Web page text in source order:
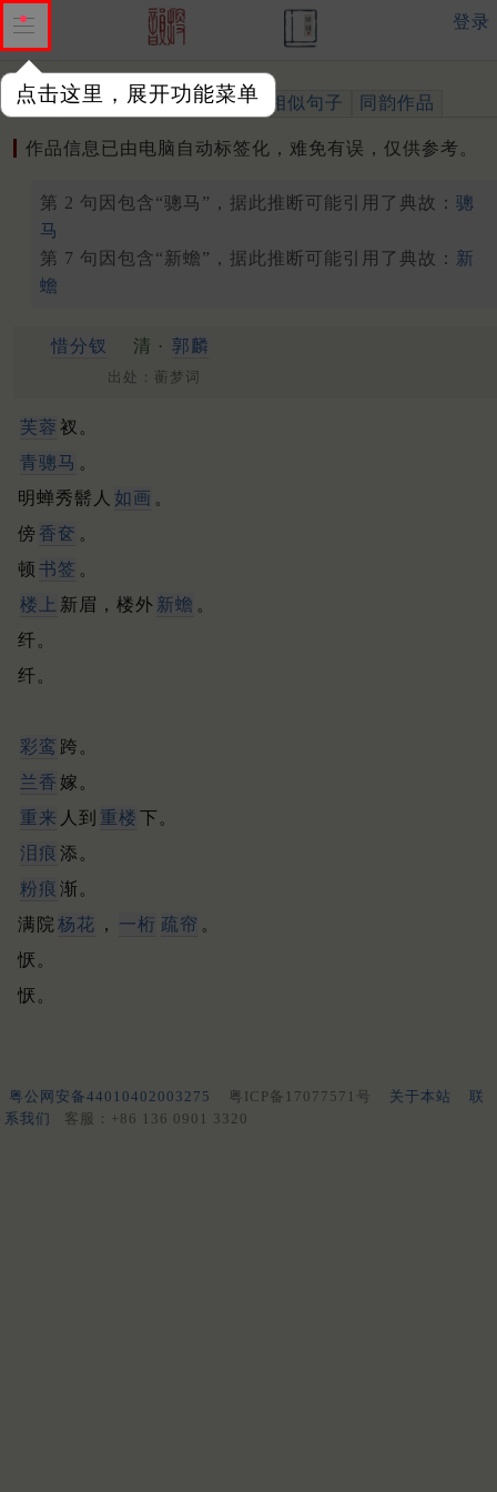
点击这里，展开功能菜单
登录
作品 标注四声 出处、引用 相似句子 同韵作品
作品信息已由电脑自动标签化，难免有误，仅供参考。
第 2 句因包含“骢马”，据此推断可能引用了典故： 骢
马
第 7 句因包含“新蟾”，据此推断可能引用了典故： 新
蟾
惜分钗 清 · 郭麟
出处：蘅梦词
芙蓉 衩。
青骢马 。
明蝉秀鬋人 如画 。
傍 香奁 。
顿 书签 。
楼上 新眉，楼外 新蟾 。
纤。
纤。
彩鸾 跨。
兰香 嫁。
重来 人到 重楼 下。
泪痕 添。
粉痕 渐。
满院 杨花 ， 一桁 疏帘 。
恹。
恹。
粤公网安备44010402003275 粤ICP备17077571号 关于本站
联
系我们
客服：+86 136 0901 3320